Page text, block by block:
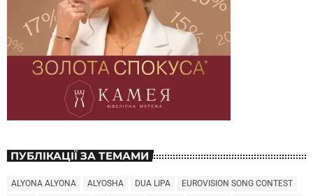
ПУБЛІКАЦІЇ ЗА ТЕМАМИ
ALYONA ALYONA ALYOSHA DUA LIPA
EUROVISION SONG CONTEST